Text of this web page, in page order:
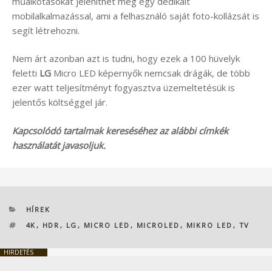
mobilalkalmazással, ami a felhasználó saját foto-kollázsát is
segít létrehozni.
Nem árt azonban azt is tudni, hogy ezek a 100 hüvelyk
feletti LG Micro LED képernyők nemcsak drágák, de több
ezer watt teljesítményt fogyasztva üzemeltetésük is
jelentős költséggel jár.
Kapcsolódó tartalmak kereséséhez az alábbi címkék
használatát javasoljuk.
KATEGÓRIÁK
HÍREK
CÍMKÉK
4K , HDR , LG , MICRO LED , MICROLED , MIKRO LED , TV
HIRDETÉS